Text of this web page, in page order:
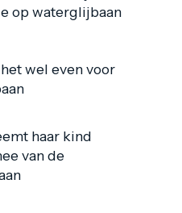
op waterglijbaan
wel even voor
haar kind
van de